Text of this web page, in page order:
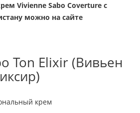
Vivienne Sabo Coverture с
можно на сайте
Ton Elixir (Вивьен
крем